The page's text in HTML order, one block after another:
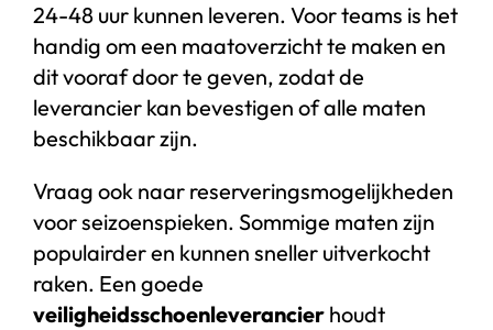
24-48 uur kunnen leveren. Voor teams is het
handig om een maatoverzicht te maken en
dit vooraf door te geven, zodat de
leverancier kan bevestigen of alle maten
beschikbaar zijn.
Vraag ook naar reserveringsmogelijkheden
voor seizoenspieken. Sommige maten zijn
populairder en kunnen sneller uitverkocht
raken. Een goede
veiligheidsschoenleverancierhoudt